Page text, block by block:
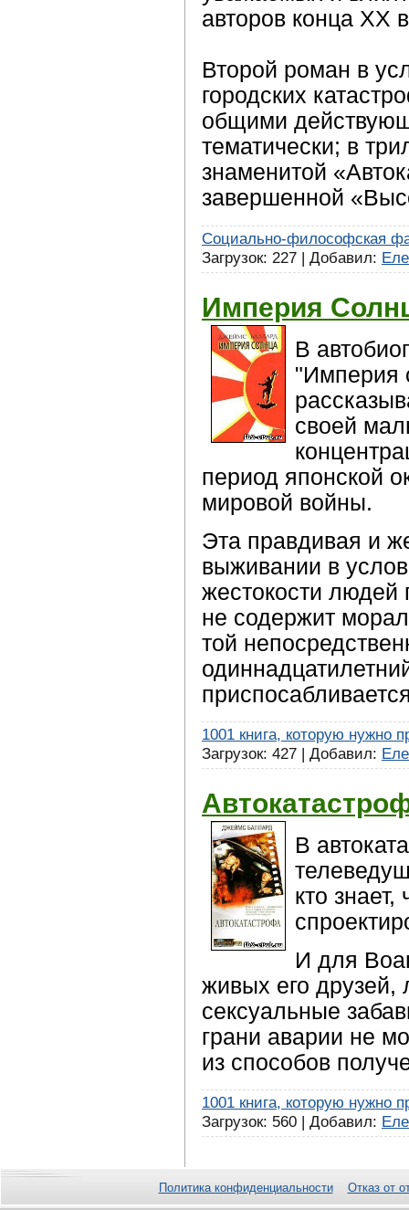
авторов конца XX
Второй роман в
городских
общими
тематически; в
знаменитой
завершенной
Социально-философская
Загрузок: 227 | Добавил:
Империя
В
"Империя
своей
период японской
мировой войны.
Эта правдивая и
выживании в
жестокости людей
не содержит
той
1001 книга, которую нужно
Загрузок: 427 | Добавил:
В
кто
И для
живых его
сексуальные
грани аварии не
из способов
1001 книга, которую нужно
Загрузок: 560 | Добавил:
Политика конфиденциальности Отказ от